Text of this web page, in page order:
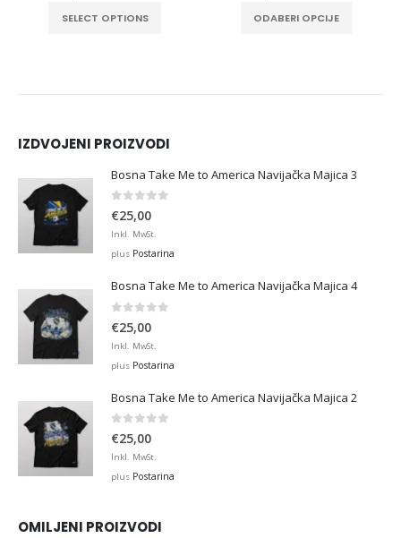
SELECT OPTIONS ODABERI OPCIJE
IZDVOJENI PROIZVODI
Bosna Take Me to America Navijačka Majica 3
0 out of 5
€25,00
Inkl. MwSt.
plus Postarina
Bosna Take Me to America Navijačka Majica 4
0 out of 5
€25,00
Inkl. MwSt.
plus Postarina
Bosna Take Me to America Navijačka Majica 2
0 out of 5
€25,00
Inkl. MwSt.
plus Postarina
OMILJENI PROIZVODI